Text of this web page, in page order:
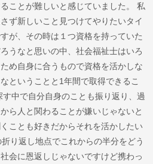
ことが難しいと感じていました。 私
ず新しいこと見つけてやりたいタイ
が、その時は１つ資格を持っていた
うなと思いの中、社会福祉士はいろ
め自身に合うもので資格を活かしな
ということと1年間で取得できるこ
中で自分自身のことも振り返り、過
ら人と関わることが嫌いじゃないと
ことも好きだからそれを活かしたい
り返し地点でこれからの半分をどう
会に恩返しじゃないですけど携わっ